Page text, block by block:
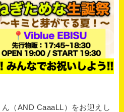
（AND CaaaLL）をお迎えし